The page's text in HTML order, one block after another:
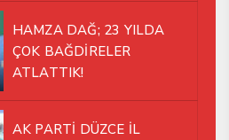
HAMZA DAĞ; 23 YILDA
ÇOK BAĞDİRELER
ATLATTIK!
AK PARTİ DÜZCE İL